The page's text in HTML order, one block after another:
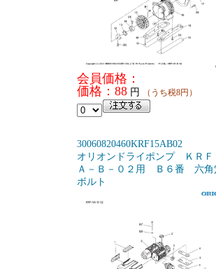
会員価格：
価格：88 円 （うち税8円）
30060820460KRF15AB02
オリオンドライポンプ ＫＲＦ
Ａ－Ｂ－０２用 Ｂ６番 六角
ボルト